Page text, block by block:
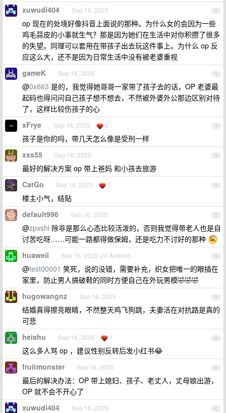
72
xuwudi404 Sep 16, 2025
op 现在的处境好像抖音上面说的那种。为什么女的会因为一些
鸡毛蒜皮的小事就生气？那是因为她们在生活中对你积攒了很多
的失望。同理可以套用在带孩子出去玩这件事上。为什么 op 反
应这么大，还不是因为日常生活中没有被老婆重视
73
gameK Sep 16, 2025
@0x663 是的，我觉得她哥哥一家带了孩子去的话，OP 老婆最
起码也得问问自己孩子想不想去，不然被外婆外公那边区别对待
了，这样比较伤孩子的心
74
xFrye Sep 16, 2025 3
孩子是你的吗，带几天怎么像是受刑一样
75
xxs55 Sep 16, 2025
最好的解决方案 op 带上爸妈 和小孩去旅游
76
CatGo Sep 16, 2025 1
楼主小气，结贴
77
default996 Sep 16, 2025
@zpxshl 除非是那么心态比较活泼的，否则我觉得带老人也是自
讨苦吃呀……可能一路都得做保姆，还是吃力不讨好的那种
78
huaweii Sep 16, 2025 via Android
@test00001 笑死，说的没错，需要补充，织女把唯一的眼插在
家里，防止男人搞破鞋的同时方便自己在外玩男模🤣🤣🤣
79
hugowangnz Sep 16, 2025
结婚真得擦亮眼睛，不然整天鸡飞狗跳，夫妻活在对抗路是真的
可悲
80
heishu Sep 16, 2025 1
这么多人骂 op ，建议性别反转后发小红书😂
81
fruitmonster Sep 16, 2025
最后的解决办法：OP 带上媳妇、孩子、老丈人，丈母娘出游，
OP 就不会不开心了
82
xuwudi404 Sep 16, 2025